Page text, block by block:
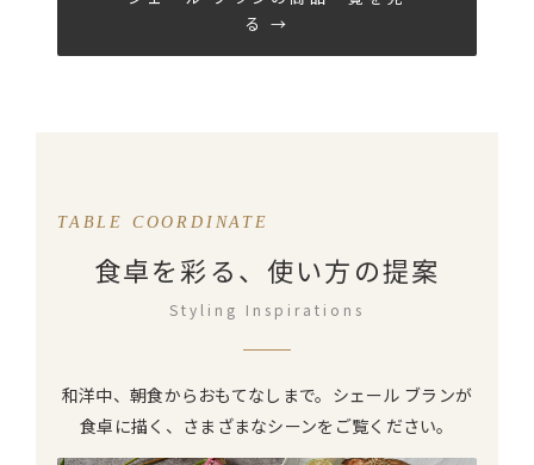
る →
TABLE COORDINATE
食卓を彩る、使い方の提案
Styling Inspirations
和洋中、朝食からおもてなしまで。シェール ブランが
食卓に描く、さまざまなシーンを ご覧ください。